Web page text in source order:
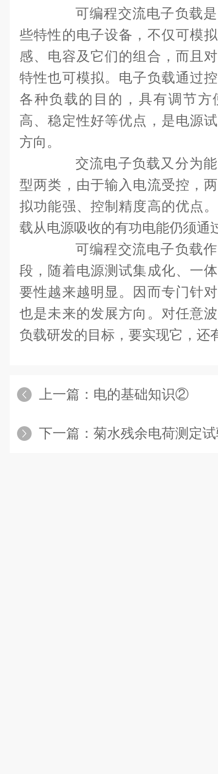
可编程交流电子负载是
些特性的电子设备，不仅可模
感、电容及它们的组合，而且
特性也可模拟。电子负载通过
各种负载的目的，具有调节
高、稳定性好等优点，是电源
方向。
交流电子负载又分为能
型两类，由于输入电流受控，
拟功能强、控制精度高的优点
载从电源吸收的有功电能仍须通
可编程交流电子负载作
段，随着电源测试集成化、一
要性越来越明显。因而专门针
也是未来的发展方向。对任意
负载研发的目标，要实现它，还
上一篇： 电的基础知识②
下一篇： 菊水残余电荷测定